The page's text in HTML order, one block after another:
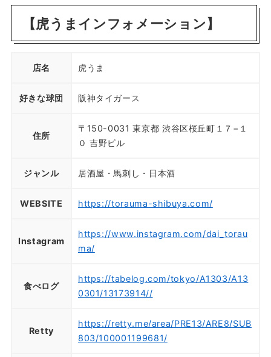
【虎うまインフォメーション】
店名 虎うま
好きな球団 阪神タイガース
住所
〒150-0031 東京都 渋谷区桜丘町１７−１
０ 吉野ビル
ジャンル 居酒屋・馬刺し・日本酒
WEBSITE https://torauma-shibuya.com/
Instagram
https://www.instagram.com/dai_torau
ma/
食べログ
https://tabelog.com/tokyo/A1303/A13
0301/13173914//
Retty
https://retty.me/area/PRE13/ARE8/SUB
803/100001199681/